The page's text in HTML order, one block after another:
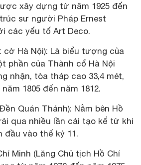
xây dựng từ năm 1925 đến
sư người Pháp Ernest
các yếu tố Art Deco.
cờ Hà Nội): Là biểu tượng của
phần của Thành cổ Hà Nội
nhận, tòa tháp cao 33,4 mét,
1805 đến năm 1812.
Quán Thánh): Nằm bên Hồ
qua nhiều lần cải tạo kể từ khi
vào thế kỷ 11.
Minh (Lăng Chủ tịch Hồ Chí